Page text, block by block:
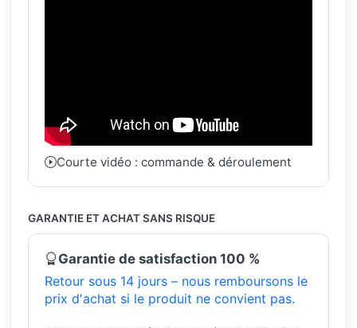
Courte vidéo : commande & déroulement
GARANTIE ET ACHAT SANS RISQUE
Garantie de satisfaction 100 %
Retour sous 14 jours – nous remboursons le
prix d'achat si le produit ne convient pas.